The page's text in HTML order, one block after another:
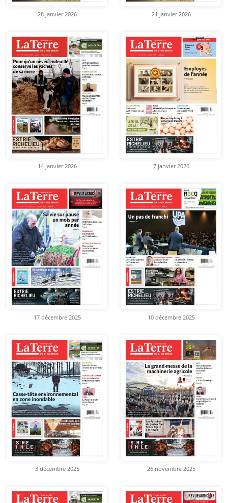
28 janvier 2026 21 janvier 2026
14 janvier 2026 7 janvier 2026
17 décembre 2025 10 décembre 2025
3 décembre 2025 26 novembre 2025